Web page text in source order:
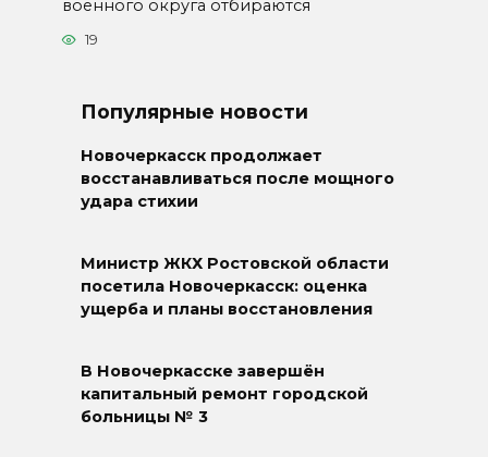
военного округа отбираются
19
Популярные новости
Новочеркасск продолжает
восстанавливаться после мощного
удара стихии
Министр ЖКХ Ростовской области
посетила Новочеркасск: оценка
ущерба и планы восстановления
В Новочеркасске завершён
капитальный ремонт городской
больницы № 3